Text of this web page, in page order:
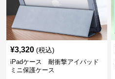
¥3,320 (税込)
iPadケース 耐衝撃アイパッド
ミニ保護ケース